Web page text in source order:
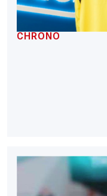
CHRONO